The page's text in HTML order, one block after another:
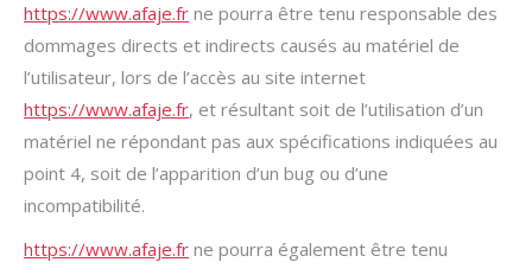
https://www.afaje.fr ne pourra être tenu responsable des
dommages directs et indirects causés au matériel de
l’utilisateur, lors de l’accès au site internet
https://www.afaje.fr, et résultant soit de l’utilisation d’un
matériel ne répondant pas aux spécifications indiquées au
point 4, soit de l’apparition d’un bug ou d’une
incompatibilité.
https://www.afaje.fr ne pourra également être tenu